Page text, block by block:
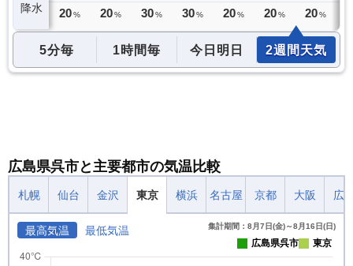
降水
0 ミリ 20 % 20 % 30 % 30 % 20 % 20 % 20 %
5分毎 1時間毎 今日明日 2週間天気
広島県呉市と主要都市の気温比較
札幌 仙台 金沢 東京 横浜 名古屋 京都 大阪 広
最高気温 最低気温 集計期間：8月7日(金)～8月16日(日)
広島県呉市 東京